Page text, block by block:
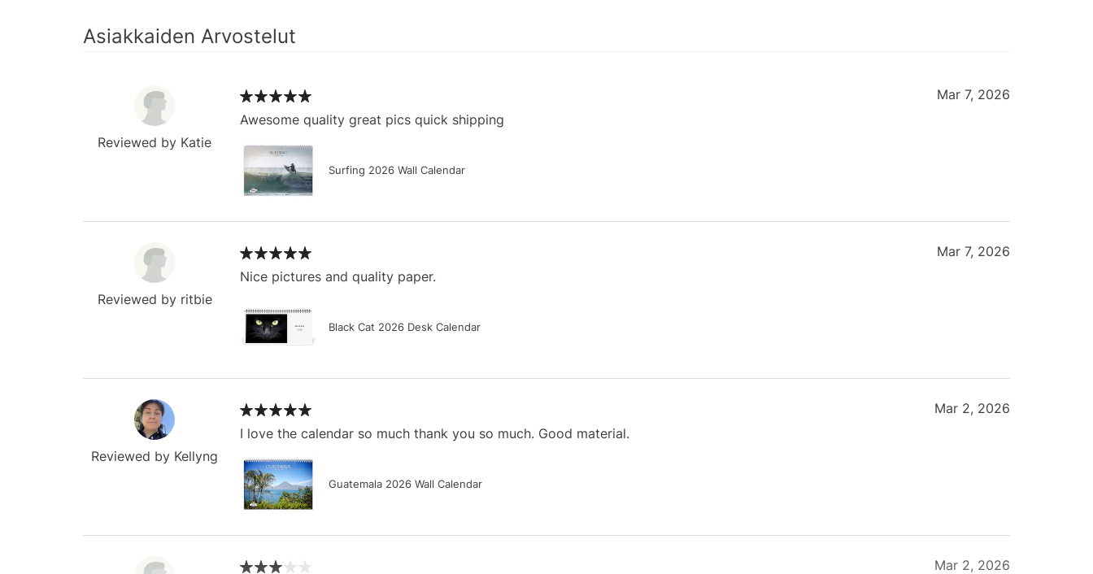
Asiakkaiden Arvostelut
Reviewed by Katie
Awesome quality great pics quick shipping
Surfing 2026 Wall Calendar
Mar 7, 2026
Reviewed by ritbie
Nice pictures and quality paper.
Black Cat 2026 Desk Calendar
Mar 7, 2026
Reviewed by Kellyng
I love the calendar so much thank you so much. Good material.
Guatemala 2026 Wall Calendar
Mar 2, 2026
Mar 2, 2026